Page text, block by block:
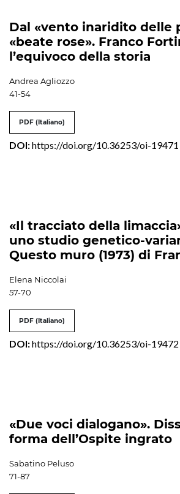
Dal «vento inaridito delle
«beate rose». Franco
l’equivoco della storia
Andrea Agliozzo
41-54
PDF (Italiano)
DOI:https://doi.org/10.36253/oi-19471
«Il tracciato della
uno studio genetico-
Questo muro (1973) di
Elena Niccolai
57-70
PDF (Italiano)
DOI:https://doi.org/10.36253/oi-19472
«Due voci dialogano».
forma dell’Ospite ingrato
Sabatino Peluso
71-87